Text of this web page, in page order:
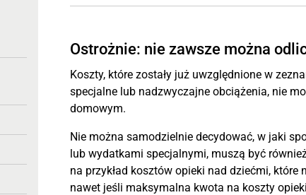
Ostrożnie: nie zawsze można
Koszty, które zostały już uwzględnione w
specjalne lub nadzwyczajne obciążenia, nie
domowym.
Nie można samodzielnie decydować, w jaki
lub wydatkami specjalnymi, muszą być
na przykład kosztów opieki nad dziećmi,
nawet jeśli maksymalna kwota na koszty